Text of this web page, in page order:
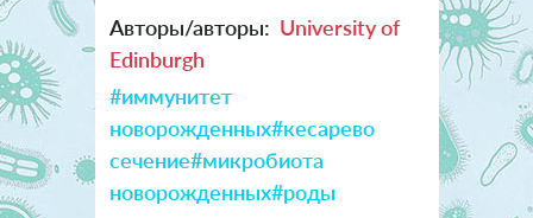
Авторы/авторы: University of
Edinburgh
#иммунитет
новорожденных#кесарево
сечение#микробиота
новорожденных#роды